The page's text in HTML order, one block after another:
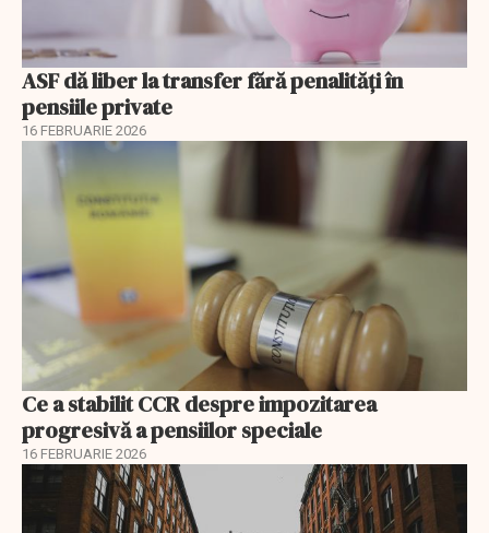
ASF dă liber la transfer fără penalități în
pensiile private
16 FEBRUARIE 2026
Ce a stabilit CCR despre impozitarea
progresivă a pensiilor speciale
16 FEBRUARIE 2026